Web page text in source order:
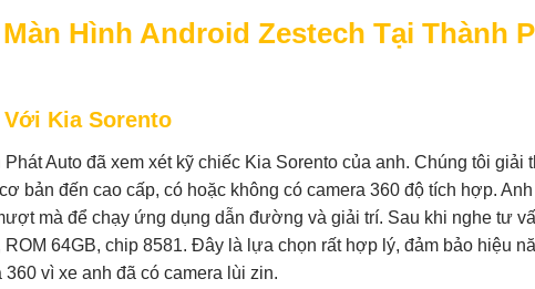
Hình Android Zestech Tại Thành
Kia Sorento
Auto đã xem xét kỹ chiếc Kia Sorento của anh. Chúng tôi giải
bản đến cao cấp, có hoặc không có camera 360 độ tích hợp.
mà để chạy ứng dụng dẫn đường và giải trí. Sau khi nghe tư
64GB, chip 8581. Đây là lựa chọn rất hợp lý, đảm bảo hiệu
vì xe anh đã có camera lùi zin.